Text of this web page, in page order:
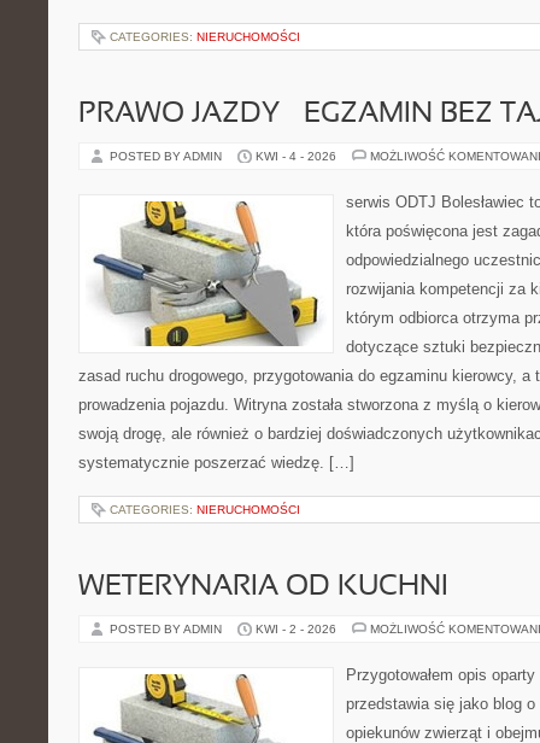
CATEGORIES: NIERUCHOMOŚCI
PRAWO JAZDY – EGZAMIN BEZ
POSTED BY ADMIN KWI - 4 - 2026 MOŻLIWOŚĆ
serwis ODTJ Bolesławiec
która poświęcona jest
odpowiedzialnego
rozwijania kompetencji za
którym odbiorca otrzyma
dotyczące sztuki
zasad ruchu drogowego, przygotowania do egzaminu kierowcy, a
prowadzenia pojazdu. Witryna została stworzona z myślą o
swoją drogę, ale również o bardziej doświadczonych
systematycznie poszerzać wiedzę. […]
CATEGORIES: NIERUCHOMOŚCI
WETERYNARIA OD KUCHNI
POSTED BY ADMIN KWI - 2 - 2026 MOŻLIWOŚĆ
Przygotowałem opis
przedstawia się jako blog
opiekunów zwierząt i